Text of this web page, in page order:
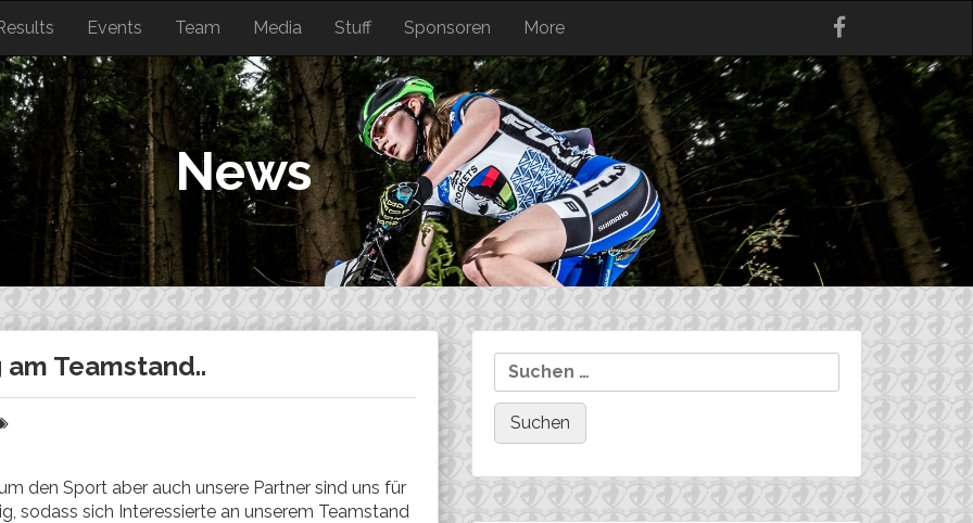
Events Team Media Stuff Sponsoren More
News
Teamstand..
den Sport aber auch unsere Partner sind uns für
sodass sich Interessierte an unserem Teamstand
Suchen
nach: